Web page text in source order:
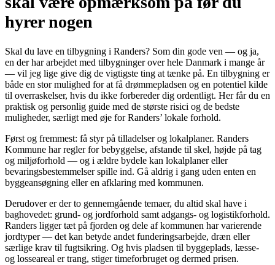
hyrer nogen
Skal du lave en tilbygning i Randers? Som din gode ven — og ja,
en der har arbejdet med tilbygninger over hele Danmark i mange år
— vil jeg lige give dig de vigtigste ting at tænke på. En tilbygning er
både en stor mulighed for at få drømmepladsen og en potentiel kilde
til overraskelser, hvis du ikke forbereder dig ordentligt. Her får du en
praktisk og personlig guide med de største risici og de bedste
muligheder, særligt med øje for Randers’ lokale forhold.
Først og fremmest: få styr på tilladelser og lokalplaner. Randers
Kommune har regler for bebyggelse, afstande til skel, højde på tag
og miljøforhold — og i ældre bydele kan lokalplaner eller
bevaringsbestemmelser spille ind. Gå aldrig i gang uden enten en
byggeansøgning eller en afklaring med kommunen.
Derudover er der to gennemgående temaer, du altid skal have i
baghovedet: grund- og jordforhold samt adgangs- og logistikforhold.
Randers ligger tæt på fjorden og dele af kommunen har varierende
jordtyper — det kan betyde andet funderingsarbejde, dræn eller
særlige krav til fugtsikring. Og hvis pladsen til byggeplads, læsse-
og losseareal er trang, stiger timeforbruget og dermed prisen.